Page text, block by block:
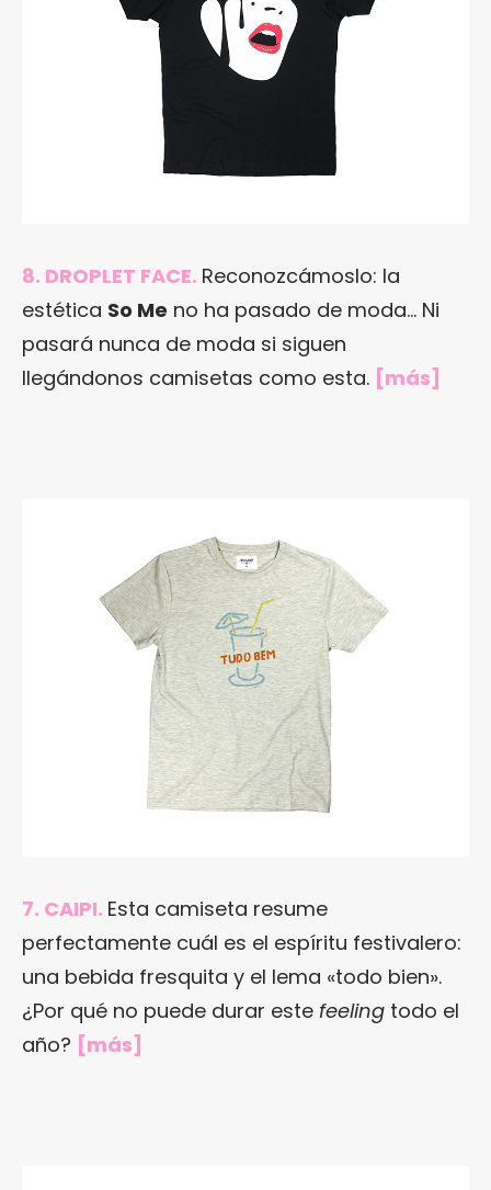
8. DROPLET FACE. Reconozcámoslo: la
estética So Me no ha pasado de moda… Ni
pasará nunca de moda si siguen
llegándonos camisetas como esta. [más]
7. CAIPI. Esta camiseta resume
perfectamente cuál es el espíritu festivalero:
una bebida fresquita y el lema «todo bien».
¿Por qué no puede durar este feeling todo el
año? [más]